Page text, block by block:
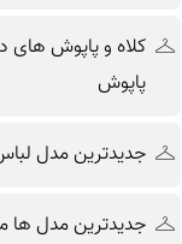
کلاه و پاپوش های
پاپوش
جدیدترین مدل
جدیدترین مدل ها